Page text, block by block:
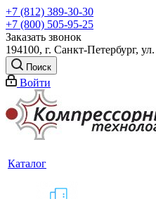
+7 (812) 389-30-30
+7 (800) 505-95-25
Заказать звонок
194100, г. Санкт-Петербург,
Поиск
Войти
Каталог